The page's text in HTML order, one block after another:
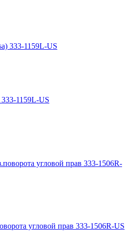
333-1159L-US
угловой прав 333-1506R-US